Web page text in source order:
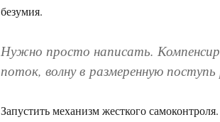
безумия.
Нужно просто написать.
поток, волну в размеренную
Запустить механизм жесткого